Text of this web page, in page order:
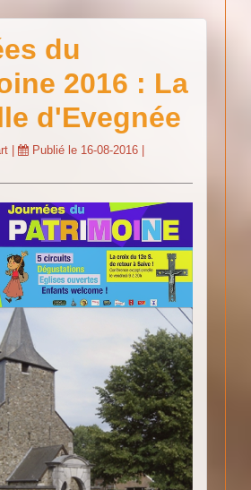
du
2016 : La
d'Evegnée
| Publié le 16-08-2016